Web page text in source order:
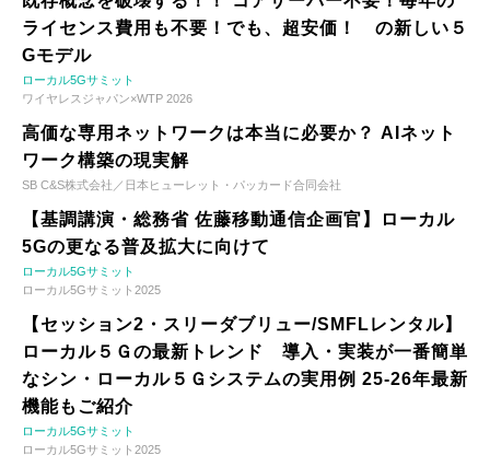
ライセンス費用も不要！でも、超安価！ の新しい５
Gモデル
ローカル5Gサミット
ワイヤレスジャパン×WTP 2026
高価な専用ネットワークは本当に必要か？ AIネット
ワーク構築の現実解
SB C&S株式会社／日本ヒューレット・パッカード合同会社
【基調講演・総務省 佐藤移動通信企画官】ローカル
5Gの更なる普及拡大に向けて
ローカル5Gサミット
ローカル5Gサミット2025
【セッション2・スリーダブリュー/SMFLレンタル】
ローカル５Ｇの最新トレンド 導入・実装が一番簡単
なシン・ローカル５Ｇシステムの実用例 25-26年最新
機能もご紹介
ローカル5Gサミット
ローカル5Gサミット2025